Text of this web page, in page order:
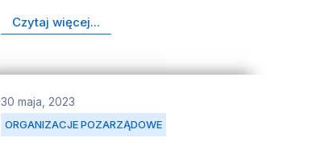
Czytaj więcej...
ORGANIZACJE POZARZĄDOWE
30 maja, 2023